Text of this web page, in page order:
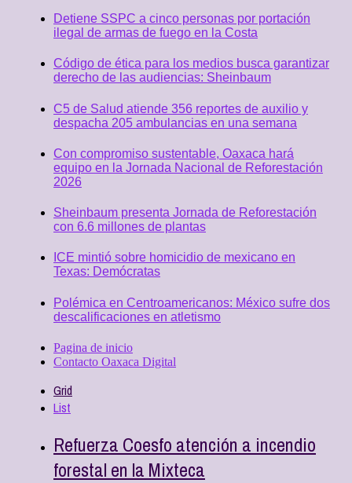
Detiene SSPC a cinco personas por portación
ilegal de armas de fuego en la Costa
Código de ética para los medios busca garantizar
derecho de las audiencias: Sheinbaum
C5 de Salud atiende 356 reportes de auxilio y
despacha 205 ambulancias en una semana
Con compromiso sustentable, Oaxaca hará
equipo en la Jornada Nacional de Reforestación
2026
Sheinbaum presenta Jornada de Reforestación
con 6.6 millones de plantas
ICE mintió sobre homicidio de mexicano en
Texas: Demócratas
Polémica en Centroamericanos: México sufre dos
descalificaciones en atletismo
Pagina de inicio
Contacto Oaxaca Digital
Grid
List
Refuerza Coesfo atención a incendio
forestal en la Mixteca